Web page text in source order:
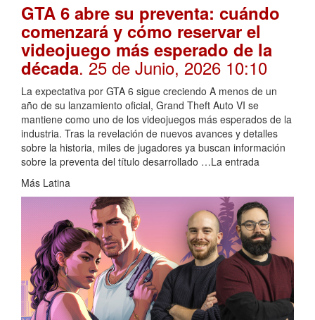
GTA 6 abre su preventa: cuándo
comenzará y cómo reservar el
videojuego más esperado de la
década. 25 de Junio, 2026 10:10
La expectativa por GTA 6 sigue creciendo A menos de un
año de su lanzamiento oficial, Grand Theft Auto VI se
mantiene como uno de los videojuegos más esperados de la
industria. Tras la revelación de nuevos avances y detalles
sobre la historia, miles de jugadores ya buscan información
sobre la preventa del título desarrollado …La entrada
Más Latina